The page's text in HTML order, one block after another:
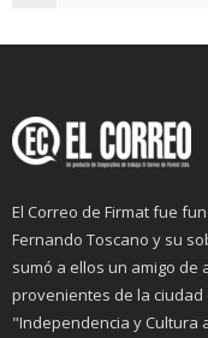
El Correo de Firmat fue
Fernando Toscano y su
sumó a ellos un amigo de
provenientes de la ciudad
"Independencia y Cultura